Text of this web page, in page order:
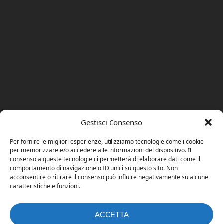
Gestisci Consenso
Per fornire le migliori esperienze, utilizziamo tecnologie come i cookie
per memorizzare e/o accedere alle informazioni del dispositivo. Il
consenso a queste tecnologie ci permetterà di elaborare dati come il
comportamento di navigazione o ID unici su questo sito. Non
acconsentire o ritirare il consenso può influire negativamente su alcune
caratteristiche e funzioni.
ACCETTA